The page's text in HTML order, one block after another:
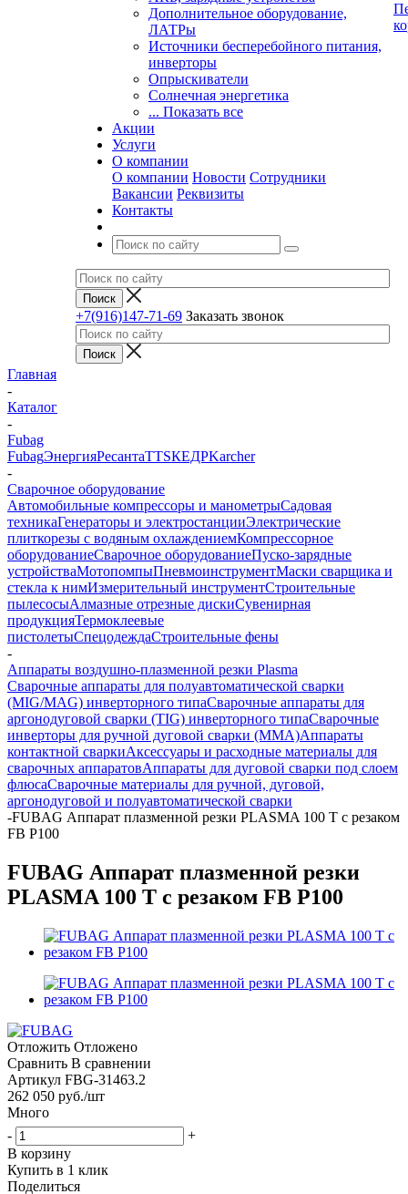
Дополнительное оборудование,
ЛАТРы
Источники бесперебойного питания,
инверторы
Опрыскиватели
Солнечная энергетика
... Показать все
Акции
Услуги
О компании
О компании Новости Сотрудники
Вакансии Реквизиты
Контакты
+7(916)147-71-69 Заказать звонок
Главная
-
Каталог
-
Fubag
FubagЭнергияРесантаTTSКЕДРKarcher
-
Сварочное оборудование
Автомобильные компрессоры и манометрыСадовая
техникаГенераторы и электростанцииЭлектрические
плиткорезы с водяным охлаждениемКомпрессорное
оборудованиеСварочное оборудованиеПуско-зарядные
устройстваМотопомпыПневмоинструментМаски сварщика и
стекла к нимИзмерительный инструментСтроительные
пылесосыАлмазные отрезные дискиСувенирная
продукцияТермоклеевые
пистолетыСпецодеждаСтроительные фены
-
Аппараты воздушно-плазменной резки Plasma
Сварочные аппараты для полуавтоматической сварки
(MIG/MAG) инверторного типаСварочные аппараты для
аргонодуговой сварки (TIG) инверторного типаСварочные
инверторы для ручной дуговой сварки (MMA)Аппараты
контактной сваркиАксессуары и расходные материалы для
сварочных аппаратовАппараты для дуговой сварки под слоем
флюсаСварочные материалы для ручной, дуговой,
аргонодуговой и полуавтоматической сварки
-FUBAG Аппарат плазменной резки PLASMA 100 T с резаком
FB P100
FUBAG Аппарат плазменной резки
PLASMA 100 T с резаком FB P100
Отложить Отложено
Сравнить В сравнении
Артикул FBG-31463.2
262 050 руб./шт
Много
-
+
В корзину
Купить в 1 клик
Поделиться